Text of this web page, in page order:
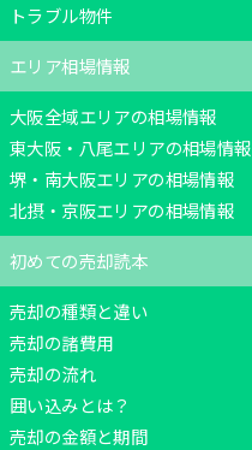
トラブル物件
エリア相場情報
大阪全域エリアの相場情報
東大阪・八尾エリアの相場情報
堺・南大阪エリアの相場情報
北摂・京阪エリアの相場情報
初めての売却読本
売却の種類と違い
売却の諸費用
売却の流れ
囲い込みとは？
売却の金額と期間